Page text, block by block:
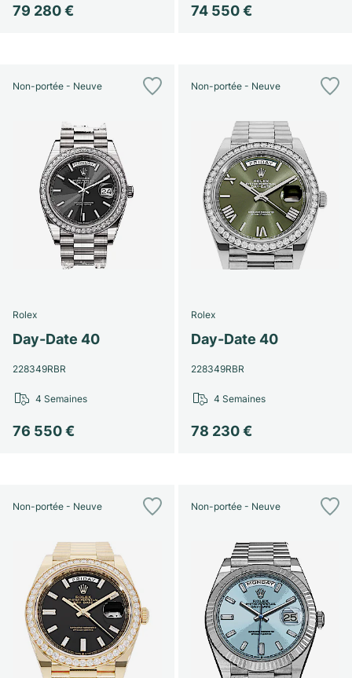
79 280 € 74 550 €
Non-portée - Neuve
Rolex
Day-Date 40
228349RBR
76 550 €
4 Semaines
Non-portée - Neuve
Rolex
Day-Date 40
228349RBR
78 230 €
4 Semaines
Non-portée - Neuve Non-portée - Neuve